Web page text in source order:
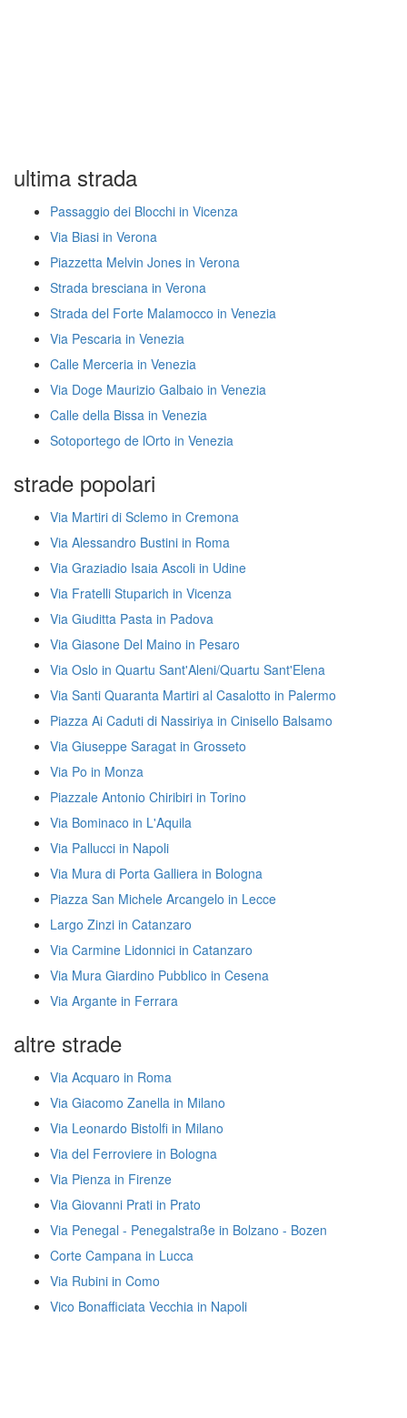
ultima strada
Passaggio dei Blocchi in Vicenza
Via Biasi in Verona
Piazzetta Melvin Jones in Verona
Strada bresciana in Verona
Strada del Forte Malamocco in Venezia
Via Pescaria in Venezia
Calle Merceria in Venezia
Via Doge Maurizio Galbaio in Venezia
Calle della Bissa in Venezia
Sotoportego de lOrto in Venezia
strade popolari
Via Martiri di Sclemo in Cremona
Via Alessandro Bustini in Roma
Via Graziadio Isaia Ascoli in Udine
Via Fratelli Stuparich in Vicenza
Via Giuditta Pasta in Padova
Via Giasone Del Maino in Pesaro
Via Oslo in Quartu Sant'Aleni/Quartu Sant'Elena
Via Santi Quaranta Martiri al Casalotto in Palermo
Piazza Ai Caduti di Nassiriya in Cinisello Balsamo
Via Giuseppe Saragat in Grosseto
Via Po in Monza
Piazzale Antonio Chiribiri in Torino
Via Bominaco in L'Aquila
Via Pallucci in Napoli
Via Mura di Porta Galliera in Bologna
Piazza San Michele Arcangelo in Lecce
Largo Zinzi in Catanzaro
Via Carmine Lidonnici in Catanzaro
Via Mura Giardino Pubblico in Cesena
Via Argante in Ferrara
altre strade
Via Acquaro in Roma
Via Giacomo Zanella in Milano
Via Leonardo Bistolfi in Milano
Via del Ferroviere in Bologna
Via Pienza in Firenze
Via Giovanni Prati in Prato
Via Penegal - Penegalstraße in Bolzano - Bozen
Corte Campana in Lucca
Via Rubini in Como
Vico Bonafficiata Vecchia in Napoli